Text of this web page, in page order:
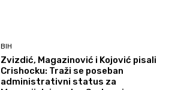
BIH
Zvizdić, Magazinović i Kojović pisali
Crishocku: Traži se poseban
administrativni status za